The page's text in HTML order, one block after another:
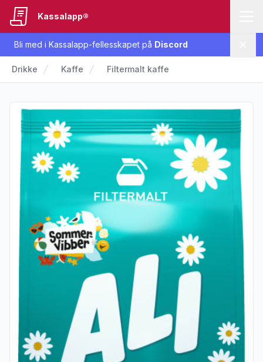
Bli med i Kassalapp-fellesskapet på Discord
Kassalapp®
Drikke Kaffe Filtermalt kaffe